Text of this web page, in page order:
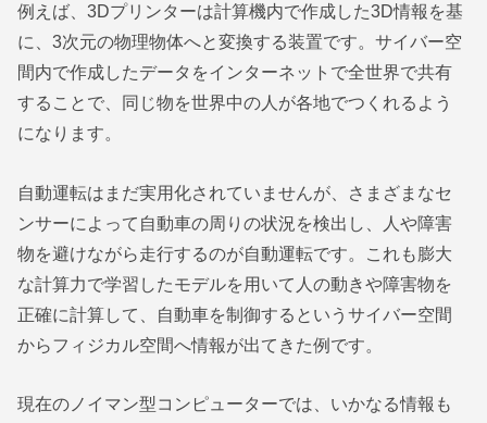
例えば、3Dプリンターは計算機内で作成した3D情報を基
に、3次元の物理物体へと変換する装置です。サイバー空
間内で作成したデータをインターネットで全世界で共有
することで、同じ物を世界中の人が各地でつくれるよう
になります。
自動運転はまだ実用化されていませんが、さまざまなセ
ンサーによって自動車の周りの状況を検出し、人や障害
物を避けながら走行するのが自動運転です。これも膨大
な計算力で学習したモデルを用いて人の動きや障害物を
正確に計算して、自動車を制御するというサイバー空間
からフィジカル空間へ情報が出てきた例です。
現在のノイマン型コンピューターでは、いかなる情報も